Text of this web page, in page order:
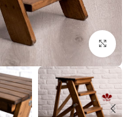
برای بزرگنمایی کلیک کنید